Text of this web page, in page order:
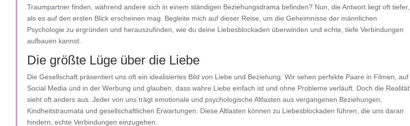
Traumpartner finden, während andere sich in einem ständigen Beziehungsdrama befinden? Nun, die Antwort liegt oft tiefer,
als es auf den ersten Blick erscheinen mag. Begleite mich auf dieser Reise, um die Geheimnisse der männlichen
Psychologie zu ergründen und herauszufinden, wie du deine Liebesblockaden überwinden und echte, tiefe Verbindungen
aufbauen kannst.
Die größte Lüge über die Liebe
Die Gesellschaft präsentiert uns oft ein idealisiertes Bild von Liebe und Beziehung. Wir sehen perfekte Paare in Filmen, auf
Social Media und in der Werbung und glauben, dass wahre Liebe einfach ist und ohne Probleme verläuft. Doch die Realität
sieht oft anders aus. Jeder von uns trägt emotionale und psychologische Altlasten aus vergangenen Beziehungen,
Kindheitstraumata und gesellschaftlichen Erwartungen. Diese Altlasten können zu Liebesblockaden führen, die uns daran
hindern, echte Verbindungen einzugehen.